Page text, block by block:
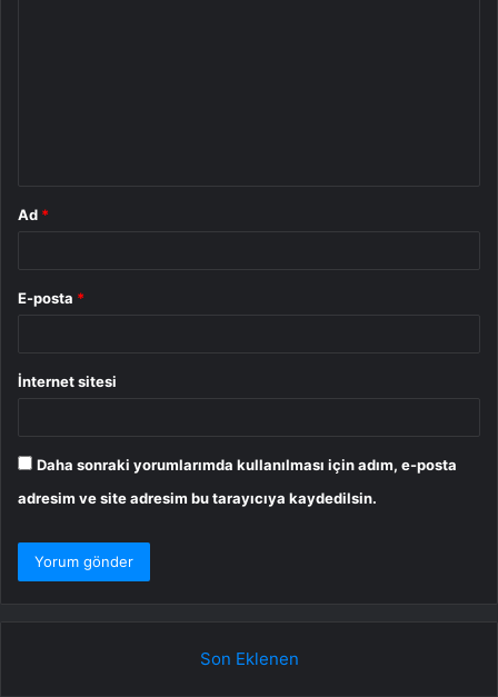
Ad *
E-posta *
İnternet sitesi
Daha sonraki yorumlarımda kullanılması için adım, e-posta
adresim ve site adresim bu tarayıcıya kaydedilsin.
Son Eklenen